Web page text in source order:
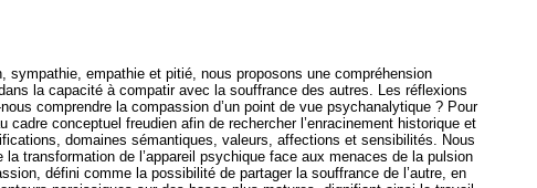
empathie et pitié, nous proposons une compréhension
la capacité à compatir avec la souffrance des autres. Les réflexions
comprendre la compassion d’un point de vue psychanalytique ? Pour
conceptuel freudien afin de rechercher l’enracinement historique et
domaines sémantiques, valeurs, affections et sensibilités. Nous
transformation de l’appareil psychique face aux menaces de la pulsion
défini comme la possibilité de partager la souffrance de l’autre, en